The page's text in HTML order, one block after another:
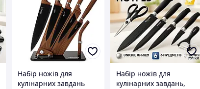
Набір ножів для
кулінарних завдань
Набір ножів для
кулінарних завдань,